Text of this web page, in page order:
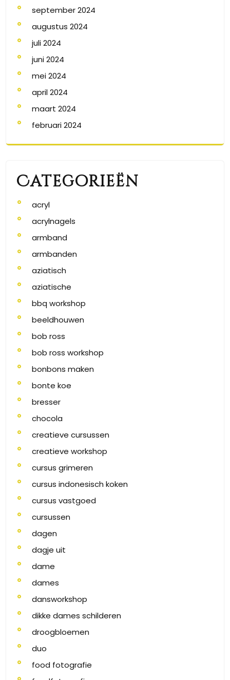
september 2024
augustus 2024
juli 2024
juni 2024
mei 2024
april 2024
maart 2024
februari 2024
Categorieën
acryl
acrylnagels
armband
armbanden
aziatisch
aziatische
bbq workshop
beeldhouwen
bob ross
bob ross workshop
bonbons maken
bonte koe
bresser
chocola
creatieve cursussen
creatieve workshop
cursus grimeren
cursus indonesisch koken
cursus vastgoed
cursussen
dagen
dagje uit
dame
dames
dansworkshop
dikke dames schilderen
droogbloemen
duo
food fotografie